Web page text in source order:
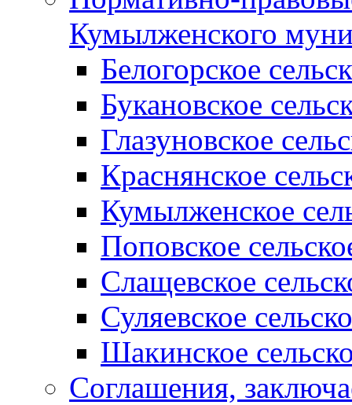
Кумылженского
Белогорское
Букановское
Глазуновское
Краснянское
Кумылженское
Поповское
Слащевское
Суляевское
Шакинское
Соглашения,